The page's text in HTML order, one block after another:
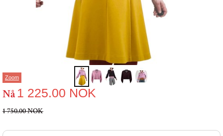
Zoom
Nå 1 225.00 NOK
1 750.00 NOK